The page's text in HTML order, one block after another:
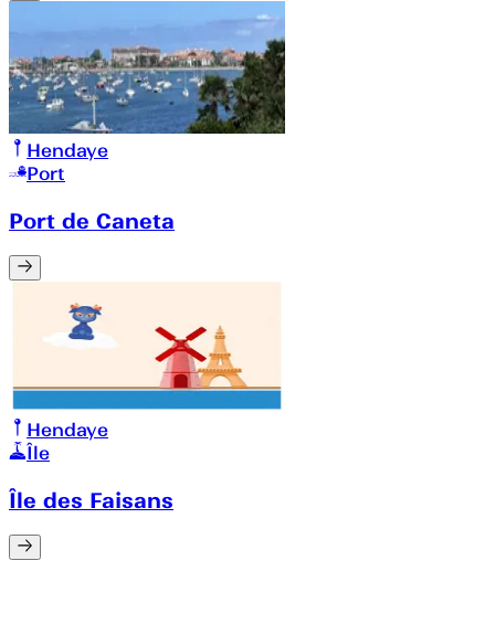
Hendaye
Port
Port de Caneta
Hendaye
Île
Île des Faisans